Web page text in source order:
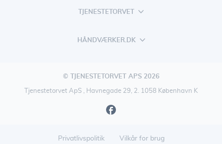
TJENESTETORVET
HÅNDVÆRKER.DK
© TJENESTETORVET APS 2026
Tjenestetorvet ApS , Havnegade 29, 2. 1058 København K
Privatlivspolitik Vilkår for brug